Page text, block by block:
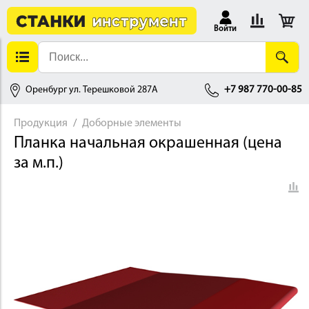
Войти
Оренбург ул. Терешковой 287А +7 987 770-00-85
ДЕРЕВООБРАБОТКА
Продукция Доборные элементы
Планка начальная окрашенная (цена
за м.п.)